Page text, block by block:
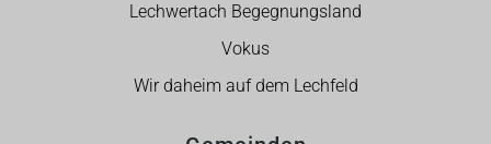
Lechwertach Begegnungsland
Vokus
Wir daheim auf dem Lechfeld